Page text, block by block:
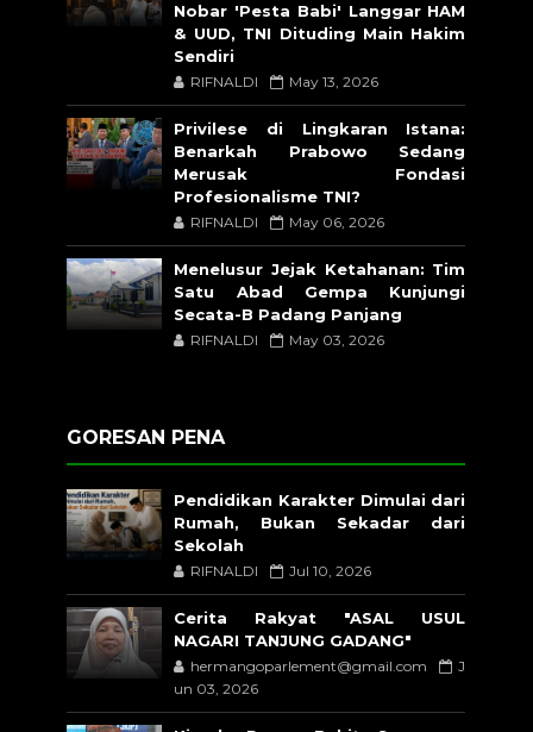
Nobar 'Pesta Babi' Langgar HAM
& UUD, TNI Dituding Main Hakim
Sendiri
RIFNALDI May 13, 2026
Privilese di Lingkaran Istana:
Benarkah Prabowo Sedang
Merusak Fondasi
Profesionalisme TNI?
RIFNALDI May 06, 2026
Menelusur Jejak Ketahanan: Tim
Satu Abad Gempa Kunjungi
Secata-B Padang Panjang
RIFNALDI May 03, 2026
GORESAN PENA
Pendidikan Karakter Dimulai dari
Rumah, Bukan Sekadar dari
Sekolah
RIFNALDI Jul 10, 2026
Cerita Rakyat "ASAL USUL
NAGARI TANJUNG GADANG"
hermangoparlement@gmail.com
J
un 03, 2026